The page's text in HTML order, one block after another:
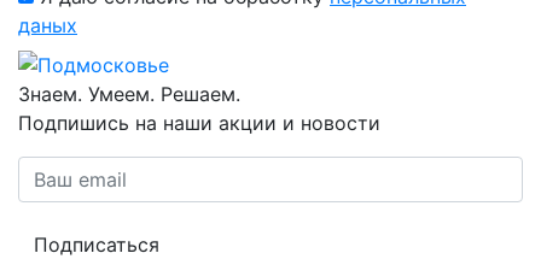
даных
Знаем. Умеем. Решаем.
Подпишись на наши акции и новости
Подписаться